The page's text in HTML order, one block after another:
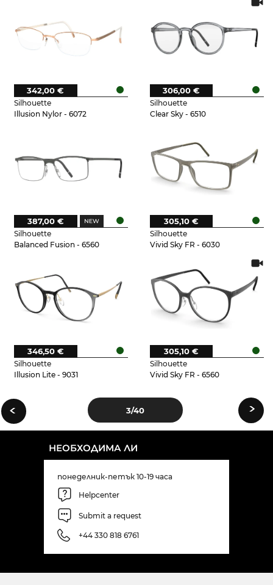
Silhouette
Illusion Nylor - 6072
342,00 €
Silhouette
Clear Sky - 6510
306,00 €
Silhouette
Balanced Fusion - 6560
387,00 €
Silhouette
Vivid Sky FR - 6030
305,10 €
Silhouette
Illusion Lite - 9031
346,50 €
Silhouette
Vivid Sky FR - 6560
305,10 €
‹ 3/40 ›
НЕОБХОДИМА ЛИ
понеделник-петък 10-19 часа
Helpcenter
Submit a request
+44 330 818 6761